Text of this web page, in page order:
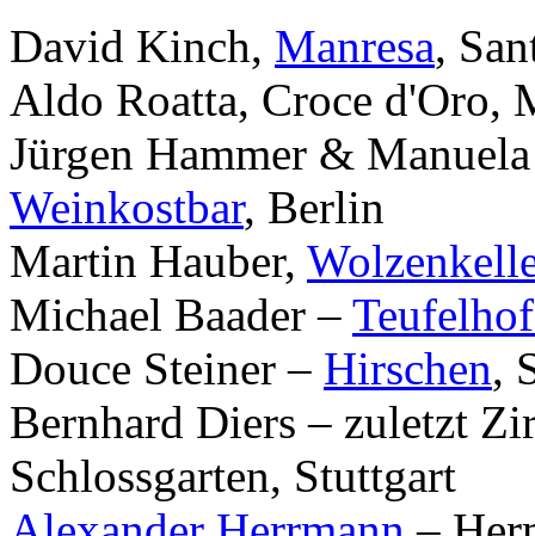
David Kinch, Manresa,
Aldo Roatta, Croce d'Oro,
Jürgen Hammer &
Weinkostbar, Berlin
Martin Hauber,
Michael Baader –
Douce Steiner – Hirschen,
Bernhard Diers – zuletzt
Schlossgarten, Stuttgart